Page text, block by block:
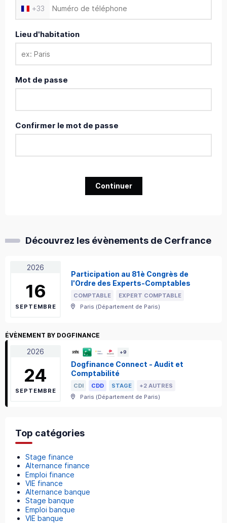
+33
Lieu d'habitation
Mot de passe
Confirmer le mot de passe
Continuer
Découvrez les évènements de Cerfrance
2026
16
SEPTEMBRE
Participation au 81è Congrès de
l'Ordre des Experts-Comptables
COMPTABLE
EXPERT COMPTABLE
Paris (Département de Paris)
ÉVÈNEMENT BY DOGFINANCE
2026
24
SEPTEMBRE
+9
Dogfinance Connect - Audit et
Comptabilité
CDI CDD STAGE
+2 AUTRES
Paris (Département de Paris)
Top catégories
Stage finance
Alternance finance
Emploi finance
VIE finance
Alternance banque
Stage banque
Emploi banque
VIE banque